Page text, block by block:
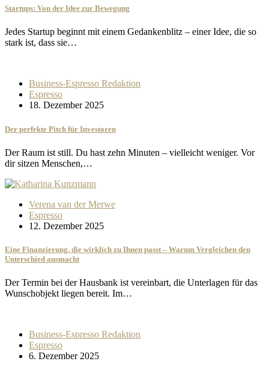
Startups: Von der Idee zur Bewegung
Jedes Startup beginnt mit einem Gedankenblitz – einer Idee, die so
stark ist, dass sie…
Business-Espresso Redaktion
Espresso
18. Dezember 2025
Der perfekte Pitch für Investoren
Der Raum ist still. Du hast zehn Minuten – vielleicht weniger. Vor
dir sitzen Menschen,…
Verena van der Merwe
Espresso
12. Dezember 2025
Eine Finanzierung, die wirklich zu Ihnen passt – Warum Vergleichen den
Unterschied ausmacht
Der Termin bei der Hausbank ist vereinbart, die Unterlagen für das
Wunschobjekt liegen bereit. Im…
Business-Espresso Redaktion
Espresso
6. Dezember 2025